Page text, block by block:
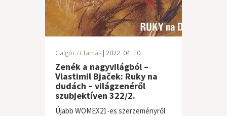
Galgóczi Tamás | 2022. 04. 10.
Zenék a nagyvilágból –
Vlastimil Bjaček: Ruky na
dudách – világzenéről
szubjektíven 322/2.
Újabb WOMEX21-es szerzeményről